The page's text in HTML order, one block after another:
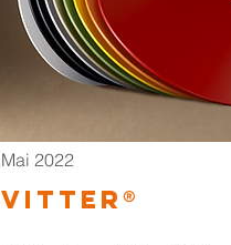
Mai 2022
VITTER®